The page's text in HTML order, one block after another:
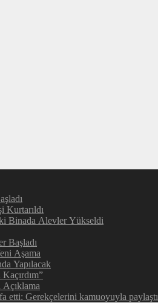
Kurtarıldı
Binada Alevler Yükseldi
Başladı
Aşama
Yapılacak
etti: Gerekçelerini kamuoyuyla paylaştı